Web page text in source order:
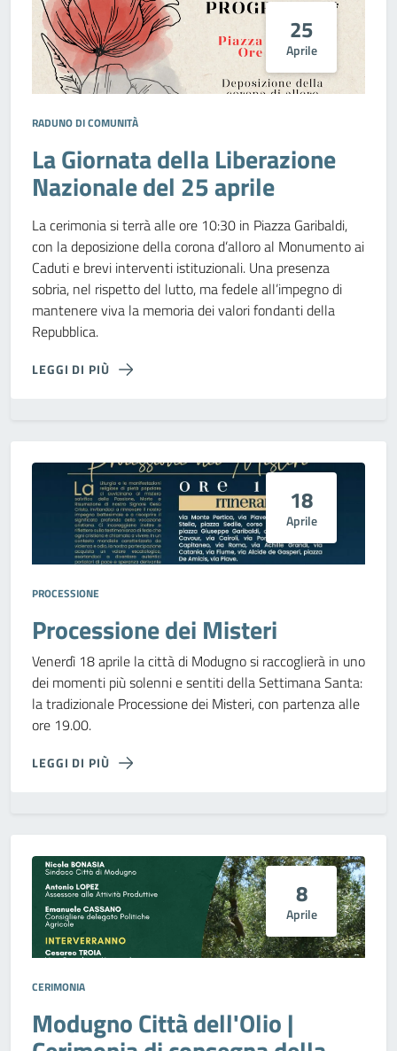
25
Aprile
RADUNO DI COMUNITÀ
La Giornata della Liberazione
Nazionale del 25 aprile
La cerimonia si terrà alle ore 10:30 in Piazza Garibaldi,
con la deposizione della corona d’alloro al Monumento ai
Caduti e brevi interventi istituzionali. Una presenza
sobria, nel rispetto del lutto, ma fedele all’impegno di
mantenere viva la memoria dei valori fondanti della
Repubblica.
LEGGI DI PIÙ
18
Aprile
PROCESSIONE
Processione dei Misteri
Venerdì 18 aprile la città di Modugno si raccoglierà in uno
dei momenti più solenni e sentiti della Settimana Santa:
la tradizionale Processione dei Misteri, con partenza alle
ore 19.00.
LEGGI DI PIÙ
8
Aprile
CERIMONIA
Modugno Città dell'Olio |